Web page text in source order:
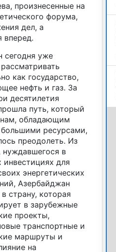
произнесенные на
форума,
дел, а
вперед.
сегодня уже
как государство,
нефть и газ. За
десятилетия
путь, который
обладающим
большими ресурсами,
преодолеть. Из
нуждавшегося в
инвестициях для
энергетических
Азербайджан
страну, которая
в зарубежные
проекты,
транспортные и
маршруты и
на